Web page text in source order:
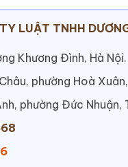
LUẬT TNHH
Khương Đình, Hà Nội.
phường Hoà
phường Đức Nhuận,